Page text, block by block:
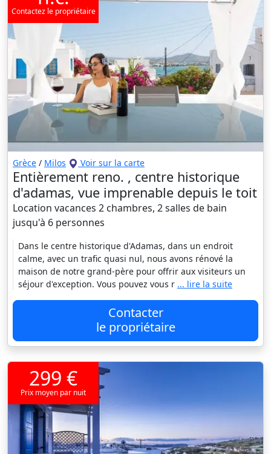
Contactez le propriétaire
Grèce / Milos Voir sur la carte
Entièrement reno. , centre historique
d'adamas, vue imprenable depuis le toit
Location vacances 2 chambres, 2 salles de bain
jusqu'à 6 personnes
Dans le centre historique d'Adamas, dans un endroit
calme, avec un trafic quasi nul, nous avons rénové la
maison de notre grand-père pour offrir aux visiteurs un
séjour d'exception. Vous pouvez vous r ... lire la suite
Contacter
le propriétaire
299 €
Prix moyen par nuit